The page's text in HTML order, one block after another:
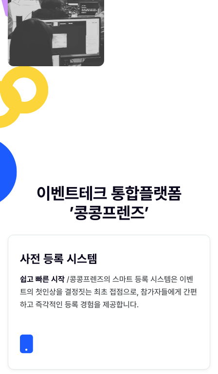
이벤트테크 통합플랫폼
’콩콩프렌즈’
사전 등록 시스템
쉽고 빠른 시작 /콩콩프렌즈의 스마트 등록 시스템은 이벤
트의 첫인상을 결정짓는 최초 접점으로, 참가자들에게 간편
하고 즉각적인 등록 경험을 제공합니다.